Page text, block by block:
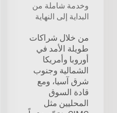
وخدمة شاملة من
البداية إلى النهاية
من خلال شراكات
طويلة الأمد في
أوروبا وأمريكا
الشمالية وجنوب
شرق آسيا، ومع
قادة السوق
المحليين مثل